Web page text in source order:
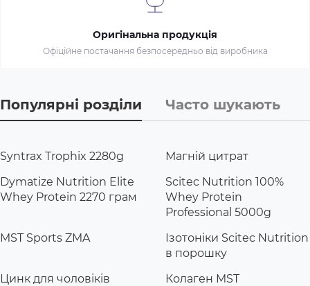
Оригінальна продукція
Офіційне постачання безпосередньо від виробника
Популярні розділи Часто шукають
Syntrax Trophix 2280g
Магній цитрат
Dymatize Nutrition Elite
Whey Protein 2270 грам
Scitec Nutrition 100%
Whey Protein
Professional 5000g
MST Sports ZMA
Ізотоніки Scitec Nutrition
в порошку
Цинк для чоловіків
Колаген MST